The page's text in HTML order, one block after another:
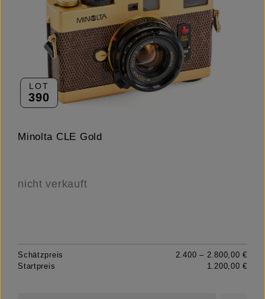
LOT
390
Minolta CLE Gold
nicht verkauft
Schätzpreis
2.400 – 2.800,00 €
Startpreis
1.200,00 €